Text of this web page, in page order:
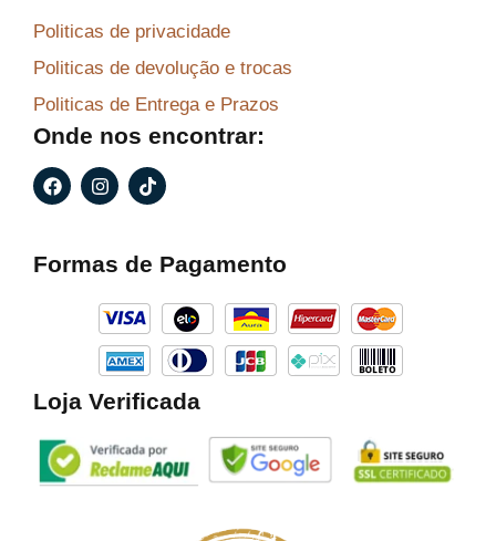
Politicas de privacidade
Politicas de devolução e trocas
Politicas de Entrega e Prazos
Onde nos encontrar:
F
a
o
I
n
g
a
m
T
i
k
Formas de Pagamento
Loja Verificada